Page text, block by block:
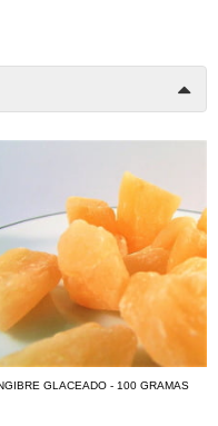
GLACEADO - 100 GRAMAS